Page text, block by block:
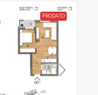
PRODATO